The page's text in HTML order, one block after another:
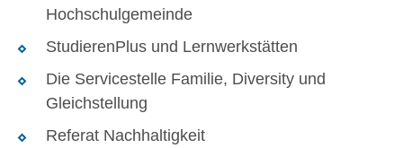
Hochschulgemeinde
StudierenPlus und Lernwerkstätten
Die Servicestelle Familie, Diversity und
Gleichstellung
Referat Nachhaltigkeit